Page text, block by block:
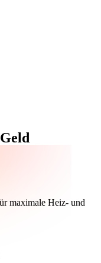
maximale Heiz- und